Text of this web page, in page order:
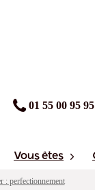
01 55 00 95 95
Vous êtes
: perfectionnement